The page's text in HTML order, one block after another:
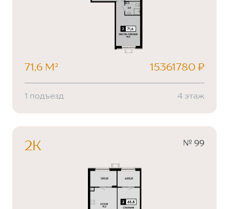
71,6 М² 15361780 ₽
1 подъезд 4 этаж
2К № 99